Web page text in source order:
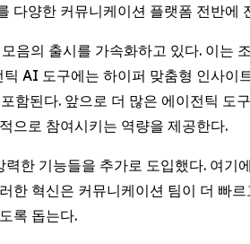
양한 커뮤니케이션 플랫폼 전반에
의 출시를 가속화하고 있다. 이는
AI 도구에는 하이퍼 맞춤형 인사
함된다. 앞으로 더 많은 에이전틱 도
으로 참여시키는 역량을 제공한다.
한 기능들을 추가로 도입했다. 여기
한 혁신은 커뮤니케이션 팀이 더 빠
록 돕는다.